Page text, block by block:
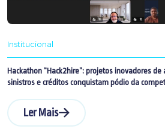
Institucional
Hackathon “Hack2hire”: projetos inovadores
sinistros e créditos conquistam pódio da
Ler Mais